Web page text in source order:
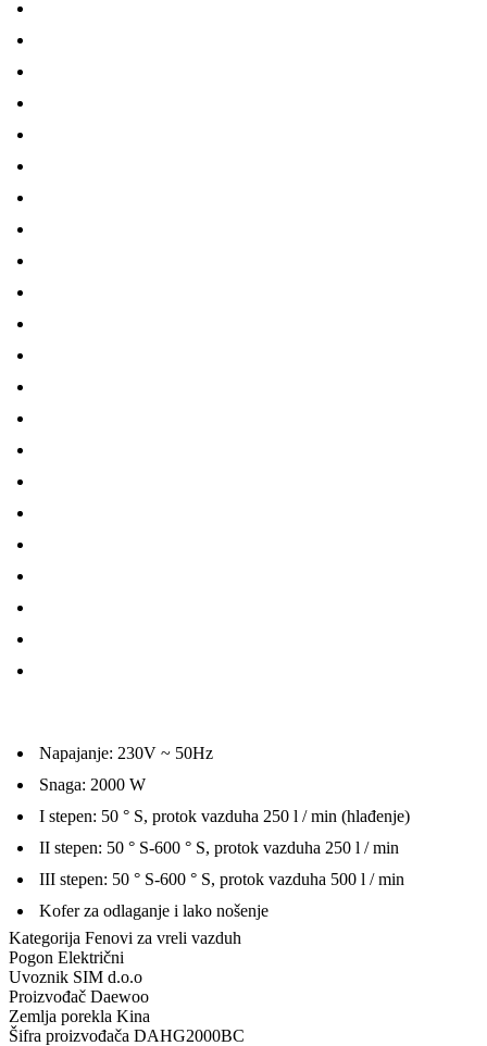
Napajanje: 230V ~ 50Hz
Snaga: 2000 W
I stepen: 50 ° S, protok vazduha 250 l / min (hlađenje)
II stepen: 50 ° S-600 ° S, protok vazduha 250 l / min
III stepen: 50 ° S-600 ° S, protok vazduha 500 l / min
Kofer za odlaganje i lako nošenje
Kategorija Fenovi za vreli vazduh
Pogon Električni
Uvoznik SIM d.o.o
Proizvođač Daewoo
Zemlja porekla Kina
Šifra proizvođača DAHG2000BC